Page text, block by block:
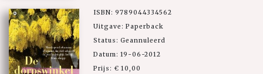
ISBN: 9789044334562
Uitgave: Paperback
Status: Geannuleerd
Datum: 19-06-2012
Prijs: € 10,00